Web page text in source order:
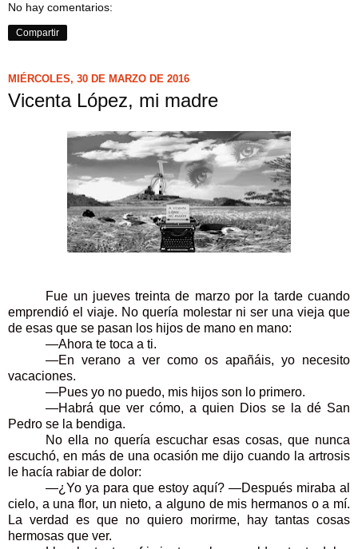
No hay comentarios:
Compartir
MIÉRCOLES, 30 DE MARZO DE 2016
Vicenta López, mi madre
Fue un jueves treinta de marzo por la tarde cuando
emprendió el viaje. No quería molestar ni ser una vieja que
de esas que se pasan los hijos de mano en mano:
—Ahora te toca a ti.
—En verano a ver como os apañáis, yo necesito
vacaciones.
—Pues yo no puedo, mis hijos son lo primero.
—Habrá que ver cómo, a quien Dios se la dé San
Pedro se la bendiga.
No ella no quería escuchar esas cosas, que nunca
escuchó, en más de una ocasión me dijo cuando la artrosis
le hacía rabiar de dolor:
—¿Yo ya para que estoy aquí? —Después miraba al
cielo, a una flor, un nieto, a alguno de mis hermanos o a mí.
La verdad es que no quiero morirme, hay tantas cosas
hermosas que ver.